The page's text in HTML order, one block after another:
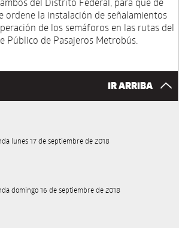
ordene la instalación de señalamientos
de los semáforos en las rutas del
Público de Pasajeros Metrobús.
IR ARRIBA
lunes 17 de septiembre de 2018
domingo 16 de septiembre de 2018